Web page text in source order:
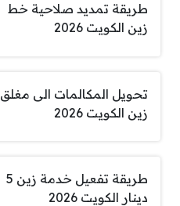
طريقة تمديد صلاحية خط
زين الكويت 2026
تحويل المكالمات الى مغلق
زين الكويت 2026
طريقة تفعيل خدمة زين 5
دينار الكويت 2026